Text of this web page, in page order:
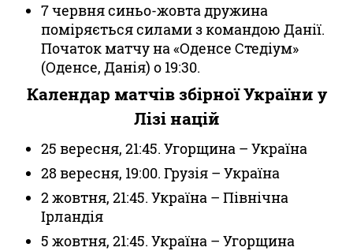
7 червня синьо-жовта дружина
поміряється силами з командою Данії.
Початок матчу на «Оденсе Стедіум»
(Оденсе, Данія) о 19:30.
Календар матчів збірної України у
Лізі націй
25 вересня, 21:45. Угорщина – Україна
28 вересня, 19:00. Грузія – Україна
2 жовтня, 21:45. Україна – Північна
Ірландія
5 жовтня, 21:45. Україна – Угорщина